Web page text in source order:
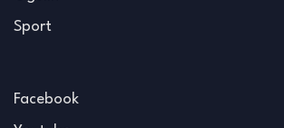
Sport
Facebook